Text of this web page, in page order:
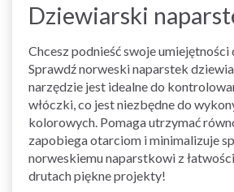
Dziewiarski
Chcesz podnieść swoje umiejętności
Sprawdź norweski naparstek
narzędzie jest idealne do
włóczki, co jest niezbędne do
kolorowych. Pomaga utrzymać
zapobiega otarciom i minimalizuje
norweskiemu naparstkowi z
drutach piękne projekty!